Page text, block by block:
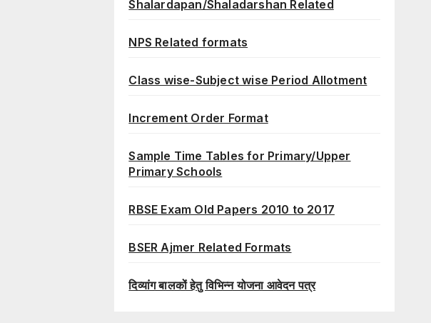
Shalardapan/Shaladarshan Related
NPS Related formats
Class wise-Subject wise Period Allotment
Increment Order Format
Sample Time Tables for Primary/Upper
Primary Schools
RBSE Exam Old Papers 2010 to 2017
BSER Ajmer Related Formats
दिव्यांग बालकों हेतु विभिन्न योजना आवेदन पत्र